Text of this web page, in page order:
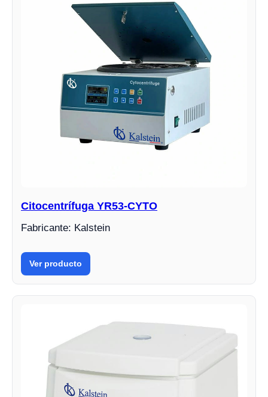
Citocentrífuga YR53-CYTO
Fabricante: Kalstein
Ver producto